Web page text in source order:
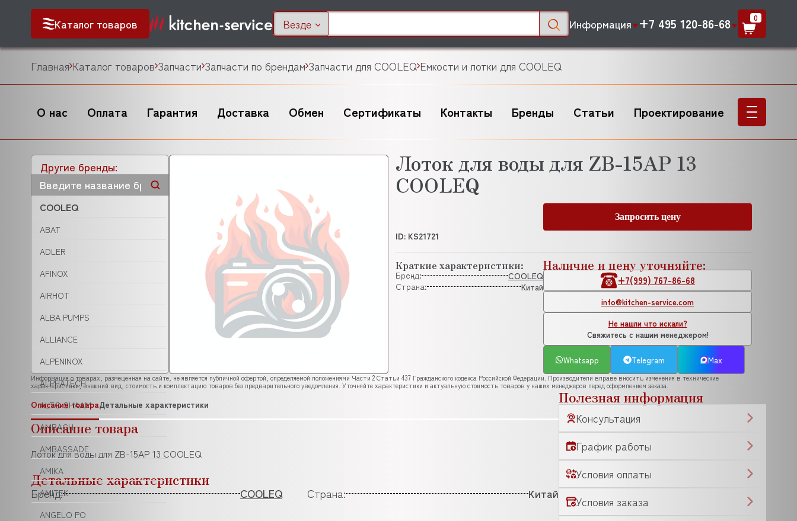
Каталог товаров Везде Информация +7 495 120-86-68 0
Главная Каталог товаров Запчасти Запчасти по брендам Запчасти для COOLEQ Емкости и лотки для COOLEQ
О нас Оплата Гарантия Доставка Обмен Сертификаты Контакты Бренды Статьи Проектирование
Другие бренды:
COOLEQ
ABAT
ADLER
AFINOX
AIRHOT
ALBA PUMPS
ALLIANCE
ALPENINOX
ALPHATECH
ALTO SHAAM
AMBACH
AMBASSADE
AMIKA
AMITEK
ANGELO PO
Лоток для воды для ZB-15AP 13
COOLEQ
Запросить цену
ID: KS21721
Краткие характеристики:
Бренд:
COOLEQ
Страна:
Китай
Наличие и цену уточняйте:
+7(999) 767-86-68
info@kitchen-service.com
Не нашли что искали?
Свяжитесь с нашим менеджером!
Whatsapp Telegram Max
Информация о товарах, размещенная на сайте, не является публичной офертой, определяемой положениями Части 2 Статьи 437 Гражданского кодекса Российской Федерации. Производители вправе вносить изменения в технические
характеристики, внешний вид, стоимость и комплектацию товаров без предварительного уведомления. Уточняйте характеристики и актуальную стоимость товаров у наших менеджеров перед оформлением заказа.
Описание товараДетальные характеристики
Описание товара
Лоток для воды для ZB-15AP 13 COOLEQ
Детальные характеристики
Бренд: COOLEQ Страна: Китай
Полезная информация
Консультация
График работы
Условия оплаты
Условия заказа